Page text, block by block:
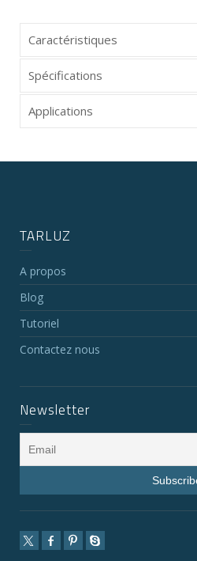
Caractéristiques
Spécifications
Applications
TARLUZ
A propos
Blog
Tutoriel
Contactez nous
Newsletter